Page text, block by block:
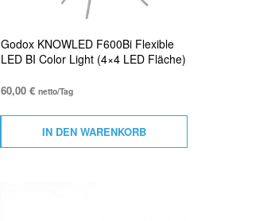
Godox KNOWLED F600Bi Flexible
LED BI Color Light (4×4 LED Fläche)
60,00€ netto/Tag
IN DEN WARENKORB